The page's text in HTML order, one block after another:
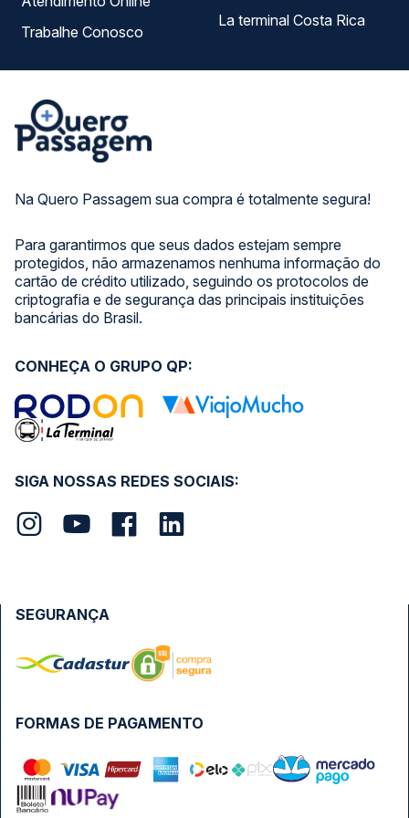
Na Quero Passagem sua compra é totalmente segura!
Para garantirmos que seus dados estejam sempre
protegidos, não armazenamos nenhuma informação do
cartão de crédito utilizado, seguindo os protocolos de
criptografia e de segurança das principais instituições
bancárias do Brasil.
Trabalhe Conosco
La terminal Costa Rica
SIGA NOSSAS REDES SOCIAIS:
CONHEÇA O GRUPO QP:
FORMAS DE PAGAMENTO
SEGURANÇA